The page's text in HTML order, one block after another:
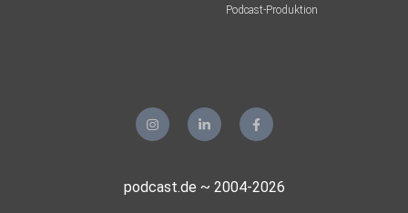
Podcast-Produktion
podcast.de ~ 2004-2026